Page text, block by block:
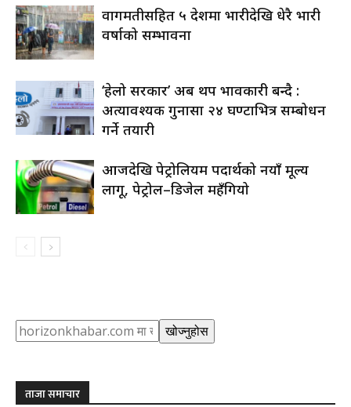
वागमतीसहित ५ प्रदेशमा भारीदेखि धेरै भारी
वर्षाको सम्भावना
‘हेलो सरकार’ अब थप प्रभावकारी बन्दै :
अत्यावश्यक गुनासा २४ घण्टाभित्र सम्बोधन
गर्ने तयारी
आजदेखि पेट्रोलियम पदार्थको नयाँ मूल्य
लागू, पेट्रोल–डिजेल महँगियो
Search खोज्नुहोस
ताजा समाचार